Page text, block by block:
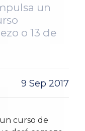
un
o 13 de
9 Sep 2017
curso de